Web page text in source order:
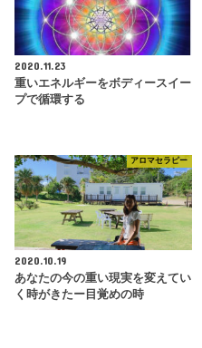
2020.11.23
重いエネルギーをボディースイー
プで循環する
アロマセラピー
2020.10.19
あなたの今の重い現実を変えてい
く時がきたー目覚めの時